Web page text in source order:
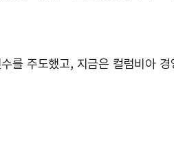
수를 주도했고, 지금은 컬럼비아